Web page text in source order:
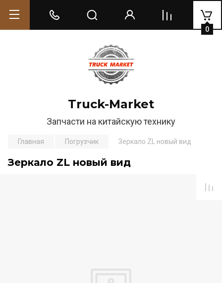
Truck-Market
Запчасти на китайскую технику
0
Главная Погрузчик Зеркало ZL новый вид
Зеркало ZL новый вид